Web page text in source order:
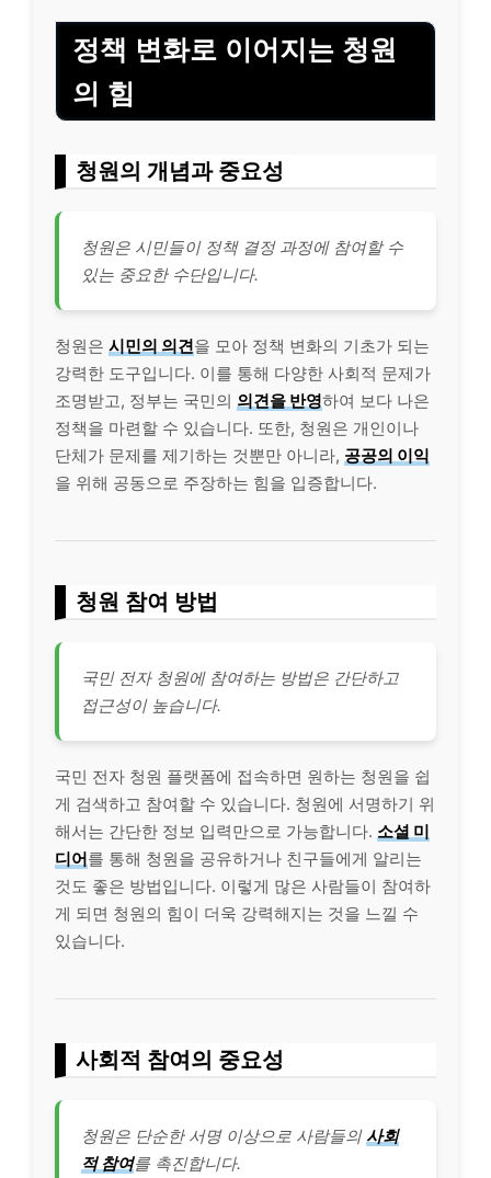
정책 변화로 이어지는 청원
의 힘
청원의 개념과 중요성
청원은 시민들이 정책 결정 과정에 참여할 수
있는 중요한 수단입니다.
청원은 시민의 의견을 모아 정책 변화의 기초가 되는
강력한 도구입니다. 이를 통해 다양한 사회적 문제가
조명받고, 정부는 국민의 의견을 반영하여 보다 나은
정책을 마련할 수 있습니다. 또한, 청원은 개인이나
단체가 문제를 제기하는 것뿐만 아니라, 공공의 이익
을 위해 공동으로 주장하는 힘을 입증합니다.
청원 참여 방법
국민 전자 청원에 참여하는 방법은 간단하고
접근성이 높습니다.
국민 전자 청원 플랫폼에 접속하면 원하는 청원을 쉽
게 검색하고 참여할 수 있습니다. 청원에 서명하기 위
해서는 간단한 정보 입력만으로 가능합니다. 소셜 미
디어를 통해 청원을 공유하거나 친구들에게 알리는
것도 좋은 방법입니다. 이렇게 많은 사람들이 참여하
게 되면 청원의 힘이 더욱 강력해지는 것을 느낄 수
있습니다.
사회적 참여의 중요성
청원은 단순한 서명 이상으로 사람들의 사회
적 참여를 촉진합니다.